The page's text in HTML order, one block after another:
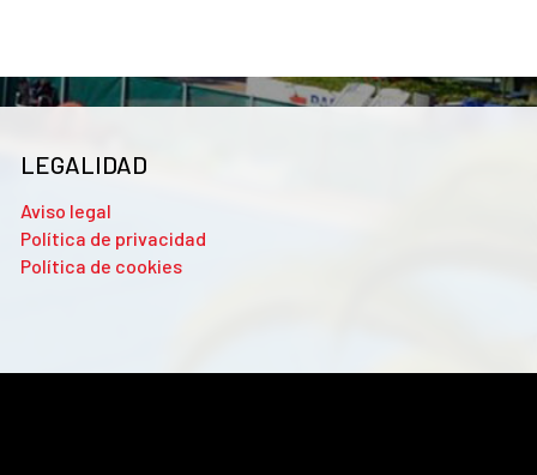
LEGALIDAD
Aviso legal
Política de privacidad
Política de cookies